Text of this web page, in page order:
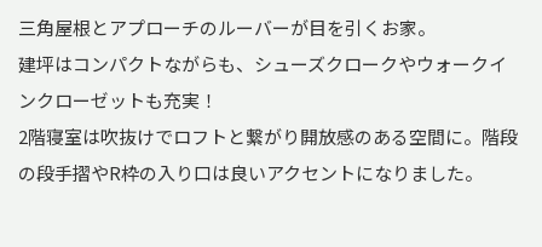
三角屋根とアプローチのルーバーが目を引くお家。
建坪はコンパクトながらも、シューズクロークやウォークイ
ンクローゼットも充実！
2階寝室は吹抜けでロフトと繋がり開放感のある空間に。階段
の段手摺やR枠の入り口は良いアクセントになりました。